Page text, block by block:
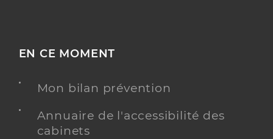
EN CE MOMENT
Mon bilan prévention
Annuaire de l'accessibilité des
cabinets